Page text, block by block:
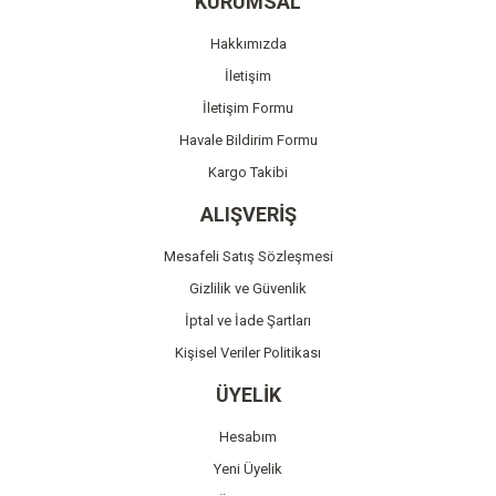
Ürün bilgilerinde hatalar bulunuyor.
Ürün fiyatı diğer sitelerden daha pahalı.
Bu ürüne benzer farklı alternatifler olmalı.
Gönder
Hakkımızda
İletişim
İletişim Formu
Havale Bildirim Formu
Kargo Takibi
ALIŞVERİŞ
Mesafeli Satış Sözleşmesi
Gizlilik ve Güvenlik
İptal ve İade Şartları
Kişisel Veriler Politikası
ÜYELİK
Hesabım
Yeni Üyelik